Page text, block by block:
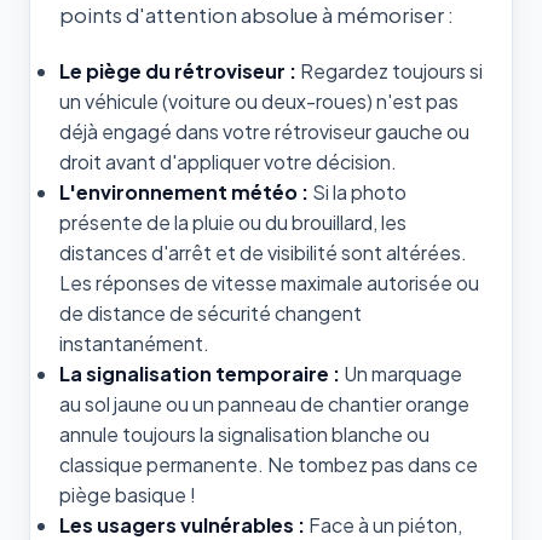
points d'attention absolue à mémoriser :
Le piège du rétroviseur : Regardez toujours si
un véhicule (voiture ou deux-roues) n'est pas
déjà engagé dans votre rétroviseur gauche ou
droit avant d'appliquer votre décision.
L'environnement météo : Si la photo
présente de la pluie ou du brouillard, les
distances d'arrêt et de visibilité sont altérées.
Les réponses de vitesse maximale autorisée ou
de distance de sécurité changent
instantanément.
La signalisation temporaire : Un marquage
au sol jaune ou un panneau de chantier orange
annule toujours la signalisation blanche ou
classique permanente. Ne tombez pas dans ce
piège basique !
Les usagers vulnérables : Face à un piéton,